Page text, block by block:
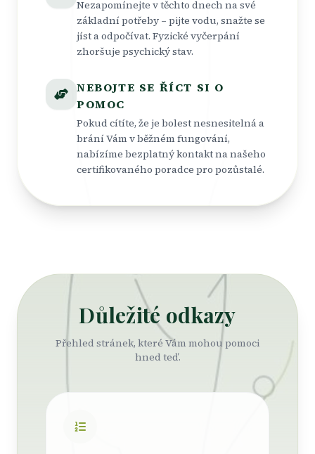
Nezapomínejte v těchto dnech na své
základní potřeby – pijte vodu, snažte se
jíst a odpočívat. Fyzické vyčerpání
zhoršuje psychický stav.
NEBOJTE SE ŘÍCT SI O
POMOC
Pokud cítíte, že je bolest nesnesitelná a
brání Vám v běžném fungování,
nabízíme bezplatný kontakt na našeho
certifikovaného poradce pro pozůstalé.
Důležité odkazy
Přehled stránek, které Vám mohou pomoci
hned teď.